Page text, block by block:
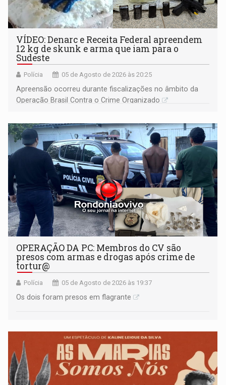
VÍDEO: Denarc e Receita Federal apreendem
12 kg de skunk e arma que iam para o
Sudeste
Polícia 05 de Agosto de 2026 às 20:25
Apreensão ocorreu durante fiscalizações no âmbito da
Operação Brasil Contra o Crime Organizado
OPERAÇÃO DA PC: Membros do CV são
presos com armas e drogas após crime de
tortur@
Polícia 05 de Agosto de 2026 às 19:37
Os dois foram presos em flagrante